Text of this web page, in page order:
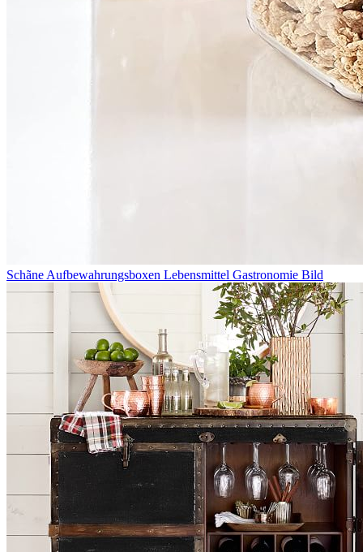
Schãne Aufbewahrungsboxen Lebensmittel Gastronomie Bild